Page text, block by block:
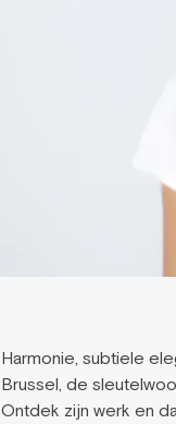
Harmonie, subtiele
Brussel, de
Ontdek zijn werk en